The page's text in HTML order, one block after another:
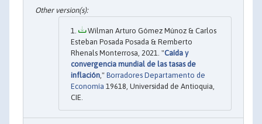
Wilman Arturo Gómez Múnoz & Carlos
Esteban Posada Posada & Remberto
Rhenals Monterrosa, 2021. "Caída y
convergencia mundial de las tasas de
inflación ," Borradores Departamento de
Economía 19618, Universidad de Antioquia,
CIE.